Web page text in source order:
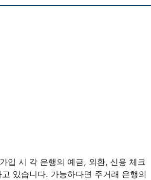
입 시 각 은행의 예금, 외환, 신용 체크
있습니다. 가능하다면 주거래 은행의